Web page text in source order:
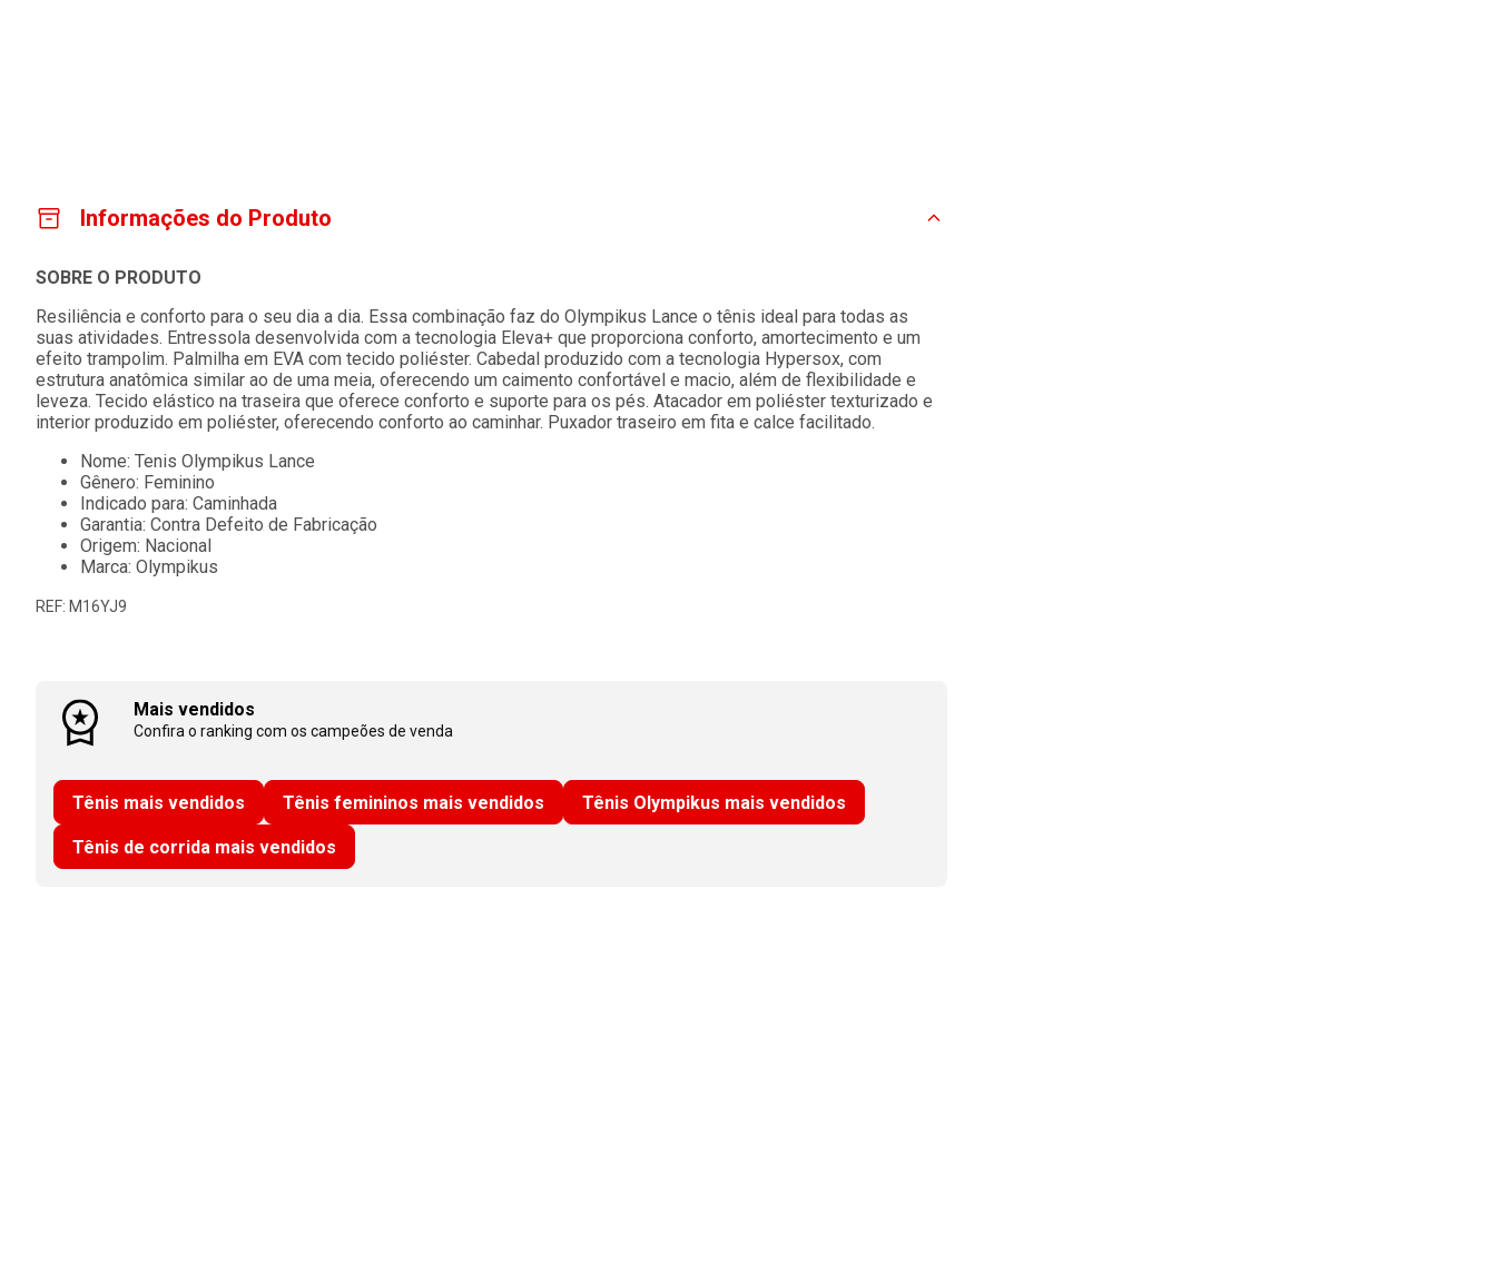
Informações do Produto
SOBRE O PRODUTO
Resiliência e conforto para o seu dia a dia. Essa combinação faz do Olympikus Lance o tênis ideal para todas as
suas atividades. Entressola desenvolvida com a tecnologia Eleva+ que proporciona conforto, amortecimento e um
efeito trampolim. Palmilha em EVA com tecido poliéster. Cabedal produzido com a tecnologia Hypersox, com
estrutura anatômica similar ao de uma meia, oferecendo um caimento confortável e macio, além de flexibilidade e
leveza. Tecido elástico na traseira que oferece conforto e suporte para os pés. Atacador em poliéster texturizado e
interior produzido em poliéster, oferecendo conforto ao caminhar. Puxador traseiro em fita e calce facilitado.
Nome: Tenis Olympikus Lance
Gênero: Feminino
Indicado para: Caminhada
Garantia: Contra Defeito de Fabricação
Origem: Nacional
Marca: Olympikus
REF: M16YJ9
Mais vendidos
Confira o ranking com os campeões de venda
Tênis mais vendidos Tênis femininos mais vendidos Tênis Olympikus mais vendidos
Tênis de corrida mais vendidos